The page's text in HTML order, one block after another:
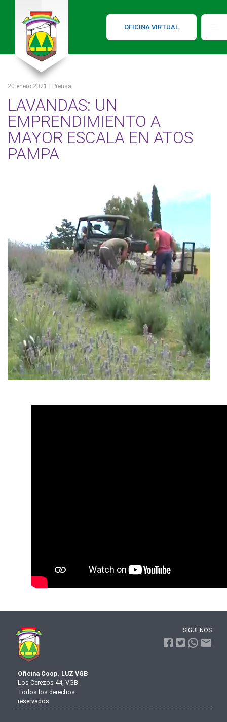
OFICINA VIRTUAL
20 enero 2021 | Prensa
LAVANDAS: UN
EMPRENDIMIENTO A
MAYOR ESCALA EN ATOS
PAMPA
Oficina Coop. LUZ VGB
Los Cerezos 44, VGB
Todos los derechos
reservados
SIGUENOS